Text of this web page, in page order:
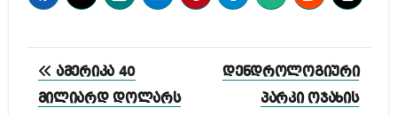
პოსტის
ნავიგაცია
ამერიკა 40
მილიარდ დოლარს
დენდროლოგიური
პარკი ოჯახის